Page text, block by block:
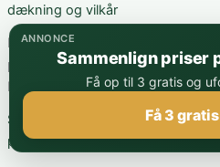
dækning og vilkår
Hurtigt overblik Sammenlign altid
på elbiler Batteridækning er en
Kaskoforsikring… Læs mere:
Bedste
til
Sådan fungerer bilforsikring til
pris og valg af den rette løsning
ANNONCE
Sammenlign priser
Få op til 3 gratis og
Få 3